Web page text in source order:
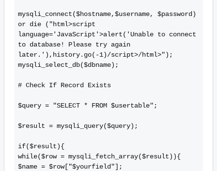
mysqli_connect($hostname,$username, $password)
or die ("html>script
language='JavaScript'>alert('Unable to connect
to database! Please try again
later.'),history.go(-1)/script>/html>");
mysqli_select_db($dbname);
# Check If Record Exists
$query = "SELECT * FROM $usertable";
$result = mysqli_query($query);
if($result){
while($row = mysqli_fetch_array($result)){
$name = $row["$yourfield"];